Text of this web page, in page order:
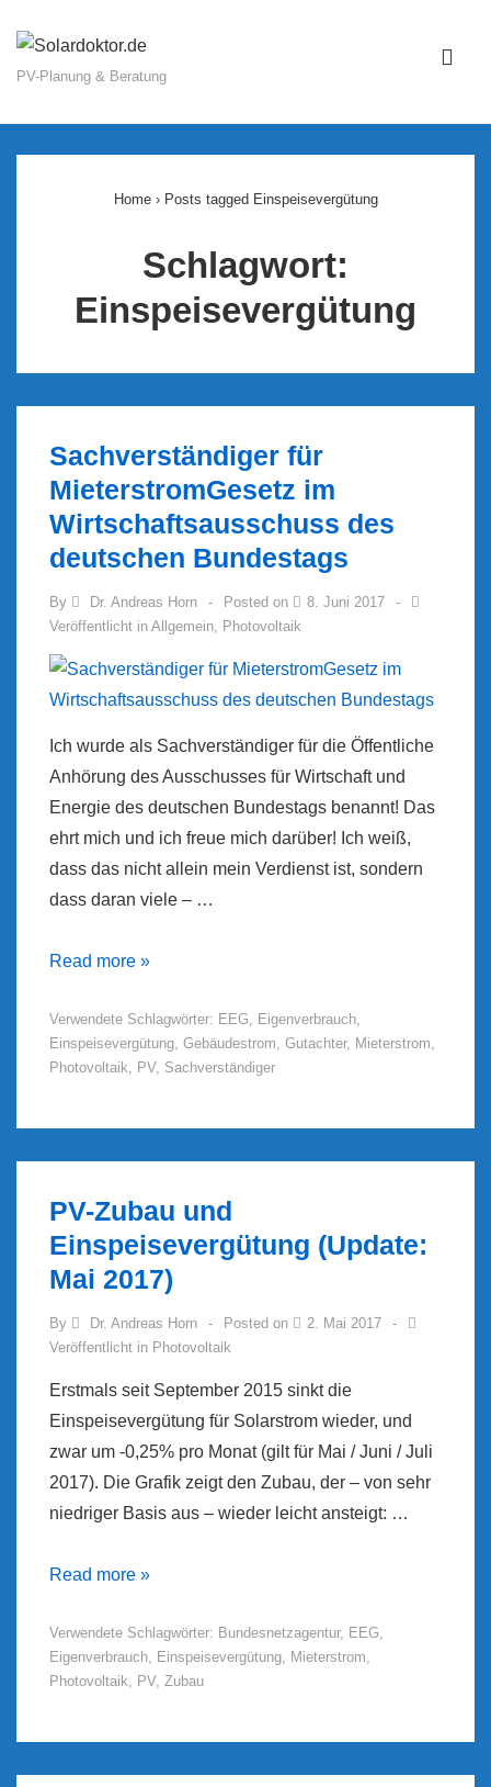
Zum
InhaltPV-Planung & Beratung
Home › Posts tagged Einspeisevergütung
Schlagwort:
Einspeisevergütung
Sachverständiger für
MieterstromGesetz im
Wirtschaftsausschuss des
deutschen Bundestags
By Dr. Andreas Horn Posted on
8. Juni 2017
Veröffentlicht in Allgemein, Photovoltaik
Ich wurde als Sachverständiger für die Öffentliche
Anhörung des Ausschusses für Wirtschaft und
Energie des deutschen Bundestags benannt! Das
ehrt mich und ich freue mich darüber! Ich weiß,
dass das nicht allein mein Verdienst ist, sondern
dass daran viele – …
Sachverständiger
MieterstromGesetz
im
Read more »
Verwendete Schlagwörter: EEG, Eigenverbrauch,
Einspeisevergütung, Gebäudestrom, Gutachter, Mieterstrom,
Photovoltaik, PV, Sachverständiger
PV-Zubau und
Einspeisevergütung (Update:
Mai 2017)
By Dr. Andreas Horn Posted on
2. Mai 2017
Veröffentlicht in Photovoltaik
Erstmals seit September 2015 sinkt die
Einspeisevergütung für Solarstrom wieder, und
zwar um -0,25% pro Monat (gilt für Mai / Juni / Juli
2017). Die Grafik zeigt den Zubau, der – von sehr
niedriger Basis aus – wieder leicht ansteigt: …
PV-
und
Einspeisevergütung
Read more »
Verwendete Schlagwörter: Bundesnetzagentur, EEG,
Eigenverbrauch, Einspeisevergütung, Mieterstrom,
Photovoltaik, PV, Zubau